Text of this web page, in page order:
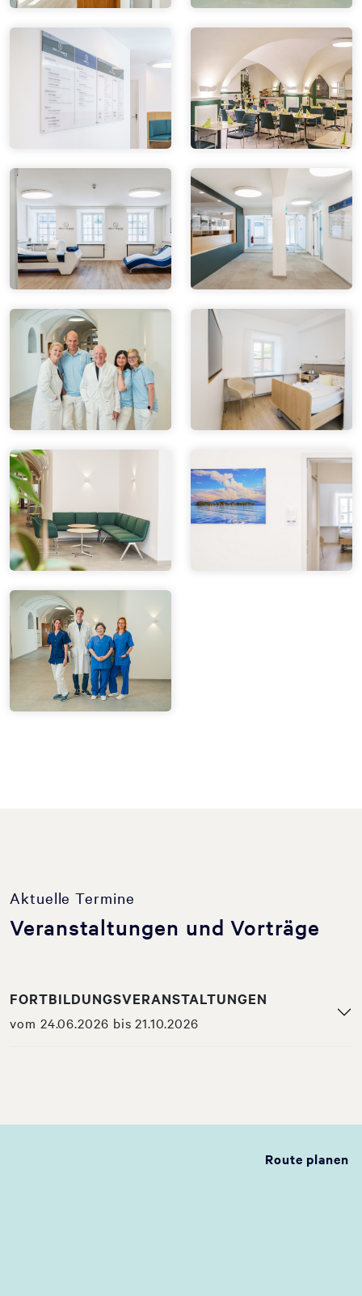
Aktuelle Termine
Veranstaltungen und Vorträge
FORTBILDUNGSVERANSTALTUNGEN
vom 24.06.2026 bis 21.10.2026
Route planen